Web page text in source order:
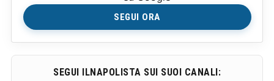
SEGUI ORA
SEGUI ILNAPOLISTA SUI SUOI CANALI: